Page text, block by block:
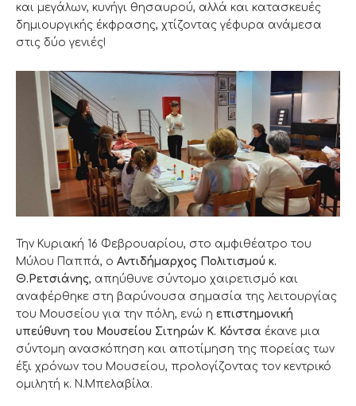
και μεγάλων, κυνήγι θησαυρού, αλλά και κατασκευές
δημιουργικής έκφρασης, χτίζοντας γέφυρα ανάμεσα
στις δύο γενιές!
Την Κυριακή 16 Φεβρουαρίου, στο αμφιθέατρο του
Μύλου Παππά, ο Αντιδήμαρχος Πολιτισμού κ.
Θ.Ρετσιάνης, απηύθυνε σύντομο χαιρετισμό και
αναφέρθηκε στη βαρύνουσα σημασία της λειτουργίας
του Μουσείου για την πόλη, ενώ η επιστημονική
υπεύθυνη του Μουσείου Σιτηρών Κ. Κόντσα έκανε μια
σύντομη ανασκόπηση και αποτίμηση της πορείας των
έξι χρόνων του Μουσείου, προλογίζοντας τον κεντρικό
ομιλητή κ. Ν.Μπελαβίλα.